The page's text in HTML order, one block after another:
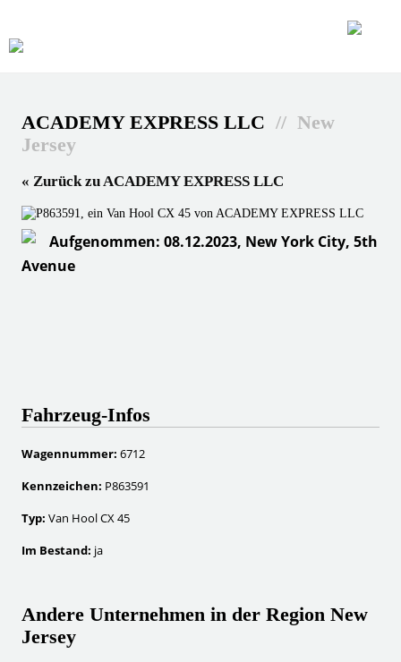
ACADEMY EXPRESS LLC // New
Jersey
« Zurück zu ACADEMY EXPRESS LLC
Aufgenommen: 08.12.2023, New York City, 5th
Avenue
Fahrzeug-Infos
Wagennummer: 6712
Kennzeichen: P863591
Typ: Van Hool CX 45
Im Bestand: ja
Andere Unternehmen in der Region New
Jersey